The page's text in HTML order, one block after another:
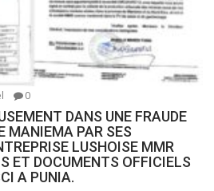
0
DANS UNE FRAUDE
MANIEMA PAR SES
LUSHOISE MMR
ET DOCUMENTS OFFICIELS
A PUNIA.